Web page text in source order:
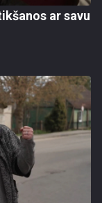
ar savu